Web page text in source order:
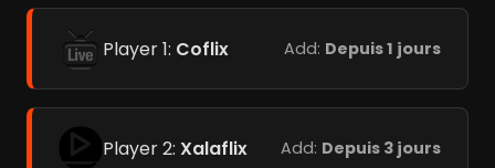
Player 1: Coflix Add: Depuis 1 jours
Player 2: Xalaflix Add: Depuis 3 jours